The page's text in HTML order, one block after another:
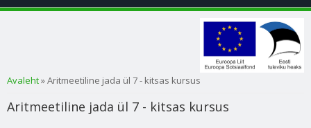
Sa oled siin
Avaleht» Aritmeetiline jada ül 7 - kitsas kursus
Aritmeetiline jada ül 7 - kitsas kursus